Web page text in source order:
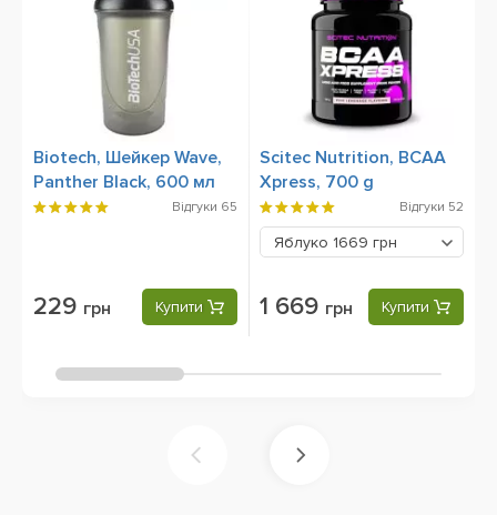
Biotech, Шейкер Wave,
Panther Black, 600 мл
Відгуки 65
229 грн Купити
Scitec Nutrition, BCAA
Xpress, 700 g
Відгуки 52
Яблуко 1669 грн
1 669 грн Купити